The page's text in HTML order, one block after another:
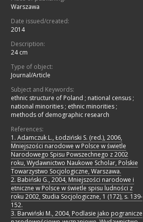
Warszawa
Date issued/created:
2014
Description:
24 cm
Type of object:
Journal/Article
Subject and Keywords:
ethnic structure of Poland ; national census ;
national minorities ; ethnic minorities ;
methods of demographic research
References:
1. Adamczuk L., Łodziński S. (red.), 2006,
Mniejszości narodowe w Polsce w świetle
Narodowego Spisu Powszechnego z 2002
roku, Wydawnictwo Naukowe Scholar, Polskie
Towarzystwo Socjologiczne, Warszawa.
2. Babiński G., 2004, Mniejszości narodowe i
etniczne w Polsce w świetle spisu ludności z
roku 2002, Studia Socjologiczne, 1 (172), s. 139-
152.
3. Barwiński M., 2004, Podlasie jako pogranicze